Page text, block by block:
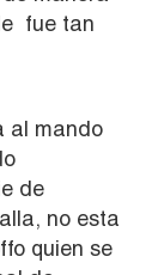
fue tan
al mando
de
no esta
quien se